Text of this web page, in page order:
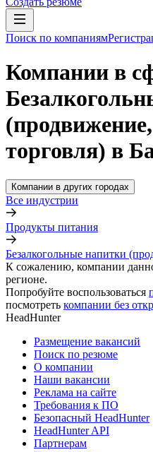
Поиск по компаниям
Компании в
торговля) в
Компании в других городах
Все индустрии
Продукты питания
Безалкогольные напитки
К сожалению, компании
регионе.
Попробуйте воспользоваться
посмотреть компании без
HeadHunter
Размещение вакансий
Поиск по резюме
О компании
Наши вакансии
Реклама на сайте
Требования к ПО
Безопасный HeadHunter
HeadHunter API
Партнерам